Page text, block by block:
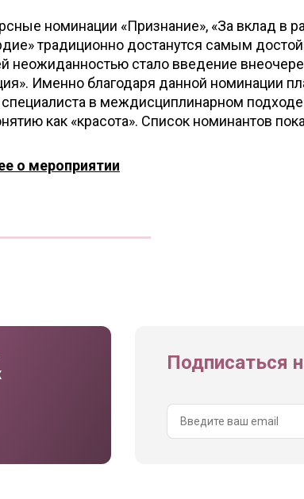
номинации «Признание», «За вклад в
традиционно достанутся самым
неожиданностью стало введение
Именно благодаря данной номинации
в междисциплинарном
как «красота». Список номинантов
о мероприятии
Подписаться